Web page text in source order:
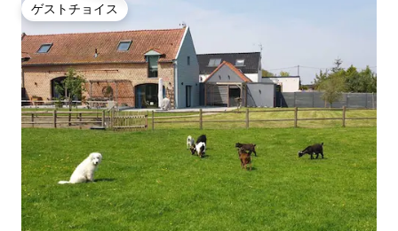
ゲストチョイス
ゲストチョイス